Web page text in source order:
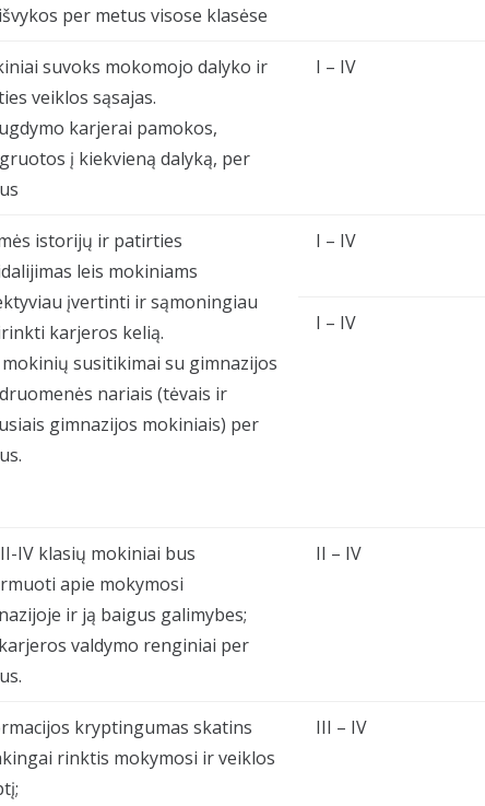
per metus visose klasėse
suvoks mokomojo dalyko ir
veiklos sąsajas.
karjerai pamokos,
į kiekvieną dalyką, per
I – IV
istorijų ir patirties
leis mokiniams
įvertinti ir sąmoningiau
karjeros kelią.
susitikimai su gimnazijos
nariais (tėvais ir
gimnazijos mokiniais) per
I – IV
I – IV
IV klasių mokiniai bus
apie mokymosi
ir ją baigus galimybes;
valdymo renginiai per
II – IV
kryptingumas skatins
rinktis mokymosi ir veiklos
III – IV